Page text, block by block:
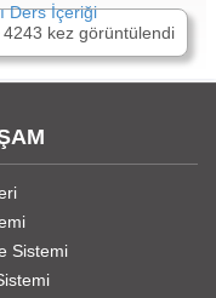
Ders İçeriği
4243 kez görüntülendi
Sistemi